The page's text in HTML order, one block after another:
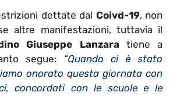
dettate dal Coivd-19, non
altre manifestazioni, tuttavia il
Giuseppe Lanzaratiene a
segue: “Quando ci è stato
onorato questa giornata con
concordati con le scuole e le